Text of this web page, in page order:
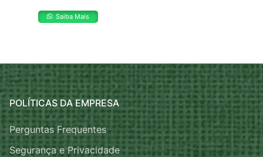
Saiba Mais
POLÍTICAS DA EMPRESA
Perguntas Frequentes
Segurança e Privacidade